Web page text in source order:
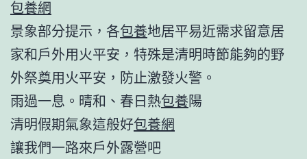
包養網
景象部分提示，各包養地居平易近需求留意居
家和戶外用火平安，特殊是清明時節能夠的野
外祭奠用火平安，防止激發火警。
雨過一息。晴和、春日熱包養陽
清明假期氣象這般好包養網
讓我們一路來戶外露營吧